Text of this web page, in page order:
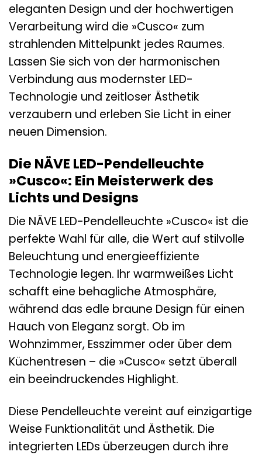
eleganten Design und der hochwertigen
Verarbeitung wird die »Cusco« zum
strahlenden Mittelpunkt jedes Raumes.
Lassen Sie sich von der harmonischen
Verbindung aus modernster LED-
Technologie und zeitloser Ästhetik
verzaubern und erleben Sie Licht in einer
neuen Dimension.
Die NÄVE LED-Pendelleuchte
»Cusco«: Ein Meisterwerk des
Lichts und Designs
Die NÄVE LED-Pendelleuchte »Cusco« ist die
perfekte Wahl für alle, die Wert auf stilvolle
Beleuchtung und energieeffiziente
Technologie legen. Ihr warmweißes Licht
schafft eine behagliche Atmosphäre,
während das edle braune Design für einen
Hauch von Eleganz sorgt. Ob im
Wohnzimmer, Esszimmer oder über dem
Küchentresen – die »Cusco« setzt überall
ein beeindruckendes Highlight.
Diese Pendelleuchte vereint auf einzigartige
Weise Funktionalität und Ästhetik. Die
integrierten LEDs überzeugen durch ihre